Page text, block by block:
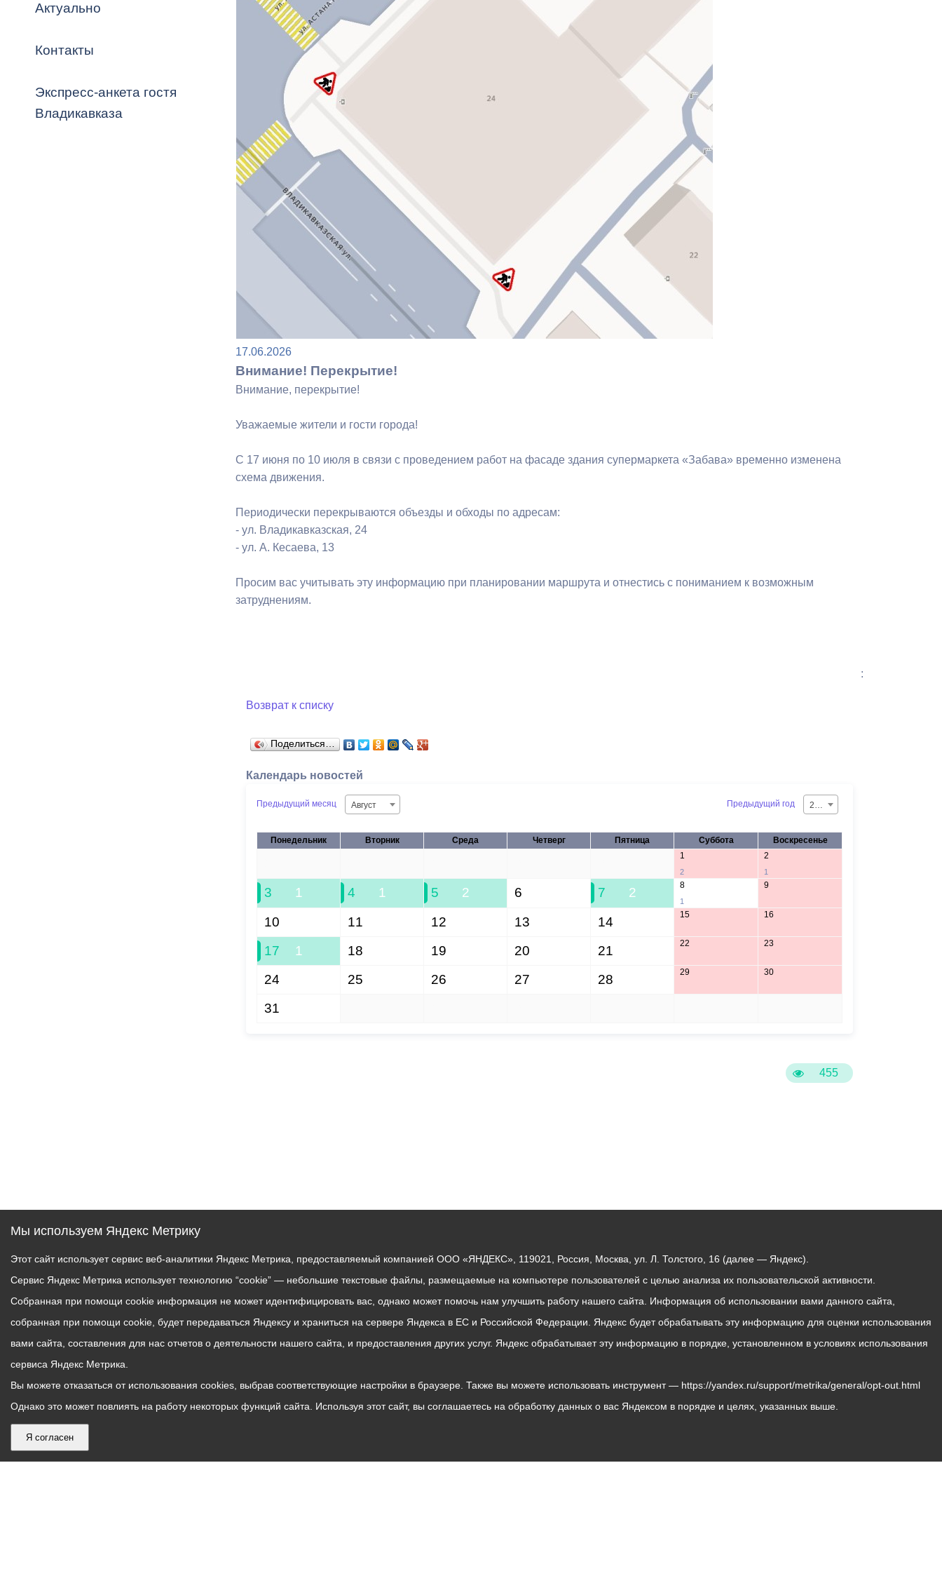
Владикавказ
Распоряжения, постановления Кадровая политика Противодействие коррупции
ОРВ и экспертиза НПА
Оценка деятельности органов
местного самоуправления
Списки граждан, состоящих на
учете в качестве нуждающихся в
Формирование комфортной
городской среды
Бюджет для граждан
Пространственные сведения
Открытые данные
Общественное обсуждение
документов стратегического
планирования
Гражданская оборона в
чрезвычайных ситуациях
Информация о результатах
Порядок обжалования решений и
действий органов местного
самоуправления
Информация финансового
органа
Бесплатная юридическая помощь
Муниципальный контроль
Актуально
Контакты
Экспресс-анкета гостя
Владикавказа
455
17.06.2026
Внимание! Перекрытие!
Внимание, перекрытие!
Уважаемые жители и гости города!
С 17 июня по 10 июля в связи с проведением работ на фасаде здания супермаркета «Забава» временно изменена
схема движения.
Периодически перекрываются объезды и обходы по адресам:
- ул. Владикавказская, 24
- ул. А. Кесаева, 13
Просим вас учитывать эту информацию при планировании маршрута и отнестись с пониманием к возможным
затруднениям.
:
Возврат к списку
Поделиться…
Календарь новостей
Предыдущий месяц Август Предыдущий год 2026
Понедельник Вторник Среда Четверг Пятница Суббота Воскресенье
1
2
2
1
3 1 4 1 5 2 6 7 2 8
1
9
10 11 12 13 14 15 16
17 1 18 19 20 21 22 23
24 25 26 27 28 29 30
31
Мы используем Яндекс Метрику
Этот сайт использует сервис веб-аналитики Яндекс Метрика, предоставляемый компанией ООО «ЯНДЕКС», 119021, Россия, Москва, ул. Л. Толстого, 16 (далее — Яндекс).
Сервис Яндекс Метрика использует технологию “cookie” — небольшие текстовые файлы, размещаемые на компьютере пользователей с целью анализа их пользовательской активности.
Собранная при помощи cookie информация не может идентифицировать вас, однако может помочь нам улучшить работу нашего сайта. Информация об использовании вами данного сайта,
собранная при помощи cookie, будет передаваться Яндексу и храниться на сервере Яндекса в ЕС и Российской Федерации. Яндекс будет обрабатывать эту информацию для оценки использования
вами сайта, составления для нас отчетов о деятельности нашего сайта, и предоставления других услуг. Яндекс обрабатывает эту информацию в порядке, установленном в условиях использования
сервиса Яндекс Метрика.
Вы можете отказаться от использования cookies, выбрав соответствующие настройки в браузере. Также вы можете использовать инструмент — https://yandex.ru/support/metrika/general/opt-out.html
Однако это может повлиять на работу некоторых функций сайта. Используя этот сайт, вы соглашаетесь на обработку данных о вас Яндексом в порядке и целях, указанных выше.
Я согласен